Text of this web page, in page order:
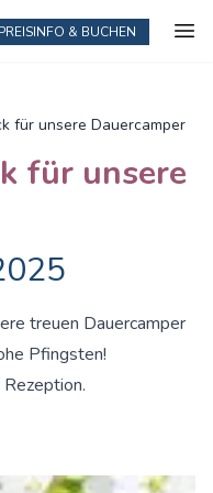
PREISINFO & BUCHEN
für unsere Dauercamper
für unsere
treuen Dauercamper
Pfingsten!